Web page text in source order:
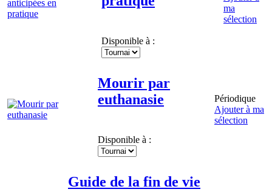
ma
sélection
Disponible à :
Mourir par
euthanasie
Périodique
Ajouter à ma
sélection
Disponible à :
Guide de la fin de vie